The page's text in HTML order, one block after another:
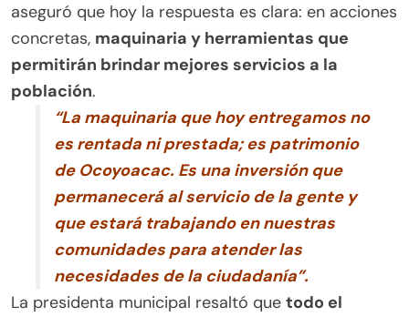
aseguró que hoy la respuesta es clara: en acciones
concretas, maquinaria y herramientas que
permitirán brindar mejores servicios a la
población.
“La maquinaria que hoy entregamos no
es rentada ni prestada; es patrimonio
de Ocoyoacac. Es una inversión que
permanecerá al servicio de la gente y
que estará trabajando en nuestras
comunidades para atender las
necesidades de la ciudadanía”.
La presidenta municipal resaltó que todo el